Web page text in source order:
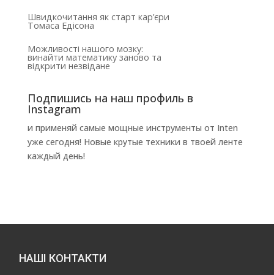
Швидкочитання як старт кар’єри
Томаса Едісона
Можливості нашого мозку:
винайти математику заново та
відкрити незвідане
Подпишись на наш профиль в
Instagram
и применяй самые мощные инструменты от Inten
уже сегодня! Новые крутые техники в твоей ленте
каждый день!
НАШІ КОНТАКТИ